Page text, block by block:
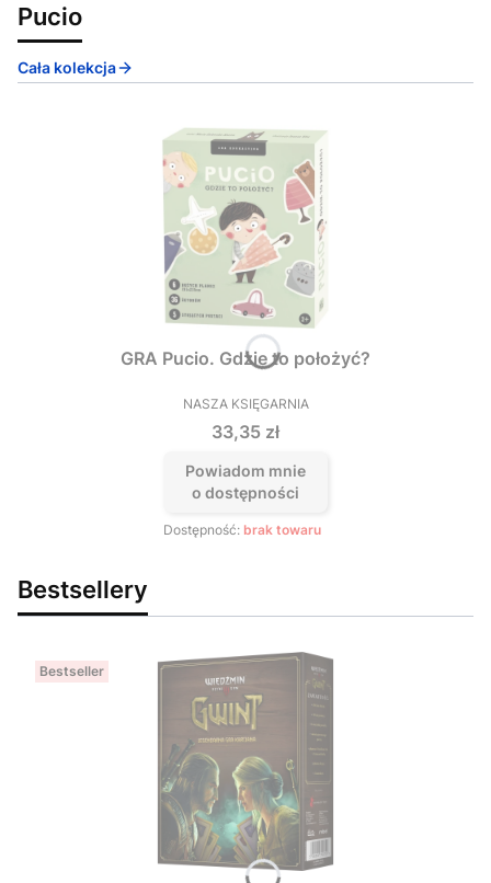
Pucio
Cała kolekcja
GRA Pucio. Gdzie to położyć?
PRODUCENT
NASZA KSIĘGARNIA
Cena
33,35 zł
Powiadom mnie
o dostępności
Dostępność: brak towaru
Bestsellery
Bestseller